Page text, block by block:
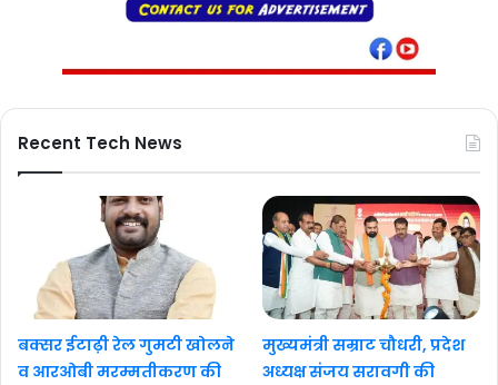
Recent Tech News
बक्सर ईटाढ़ी रेल गुमटी खोलने
व आरओबी मरम्मतीकरण की
मुख्यमंत्री सम्राट चौधरी, प्रदेश
अध्यक्ष संजय सरावगी की